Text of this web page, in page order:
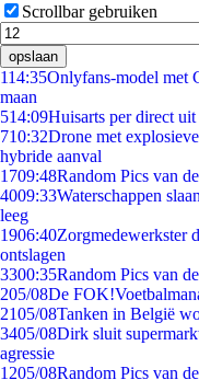
Scrollbar gebruiken
opslaan
114:35Onlyfans-model met
maan
514:09Huisarts per direct
710:32Drone met
hybride aanval
1709:48Random Pics van
4009:33Waterschappen
leeg
1906:40Zorgmedewerkster
ontslagen
3300:35Random Pics van
205/08De
2105/08Tanken in België
3405/08Dirk sluit
agressie
1205/08Random Pics van